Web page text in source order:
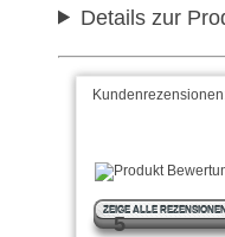
Details zur
5
ZEIGE ALLE